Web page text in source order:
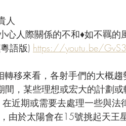
人
心人際關係的不和♦如不羈的
語版) https://youtu.be/
轉移來看，各射手們的大概
，某些理想或宏大的計劃
近期或需要去處理一些與法
由於太陽會在15號挑起天王